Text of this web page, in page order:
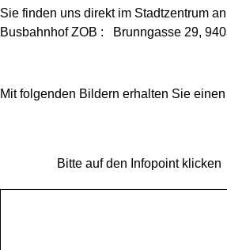
Sie finden uns direkt im Stadtzentrum
Busbahnhof ZOB : Brunngasse 29,
Mit folgenden Bildern erhalten Sie
Bitte auf den Infopoint klicken